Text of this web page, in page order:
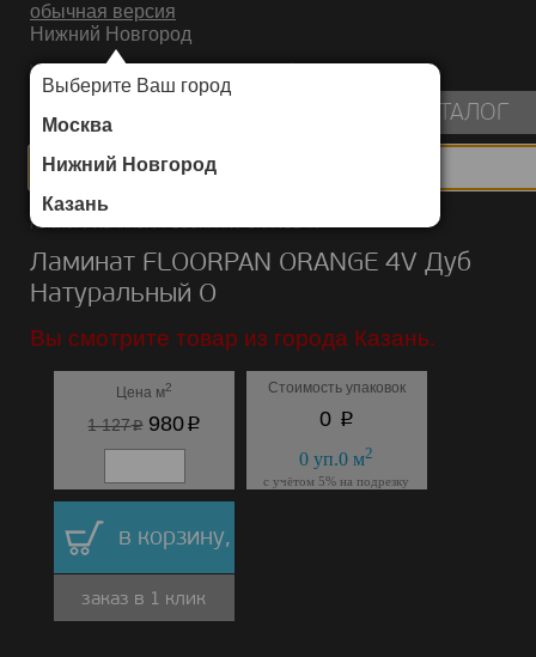
обычная версия
Нижний Новгород
Выберите Ваш город
Москва
Нижний Новгород
Казань
ИНТЕРНЕТ-МАГАЗИН НАПОЛЬНЫХ ПОКРЫТИЙ
КАТАЛОГ
Каталог/Ламинат/FLOORPAN/ORANGE 4V
Ламинат FLOORPAN ORANGE 4V Дуб
Натуральный О
Вы смотрите товар из города Казань.
Цена м2
1 127p980p
Стоимость упаковок
0 p
0 уп.0 м2
с учётом 5% на подрезку
в корзину,
заказ в 1 клик